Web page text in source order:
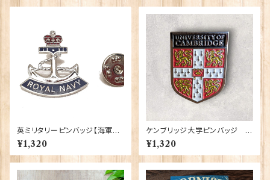
英ミリタリーピンバッジ【海軍=C
rown & Anchor】Tradition
90043-M002
¥1,320
ケンブリッジ大学ピンバッジ El
gate Products 90416
¥1,320